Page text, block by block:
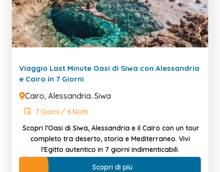
Viaggio Last Minute Oasi di Siwa con Alessandria
e Cairo in 7 Giorni
Cairo, Alessandria. Siwa
7 Giorni / 6 Notti
Scopri l’Oasi di Siwa, Alessandria e il Cairo con un tour
completo tra deserto, storia e Mediterraneo. Vivi
l’Egitto autentico in 7 giorni indimenticabili.
Scopri di più